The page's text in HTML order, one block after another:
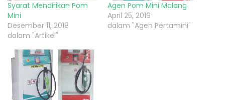
Syarat Mendirikan Pom
Mini
Desember 11, 2018
dalam "Artikel"
Agen Pom Mini Malang
April 25, 2019
dalam "Agen Pertamini"